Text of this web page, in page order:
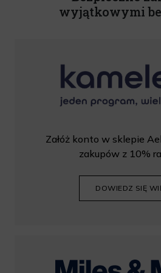
wyjątkowymi
Załóż konto w sklepie
zakupów z 10%
DOWIEDZ SIĘ